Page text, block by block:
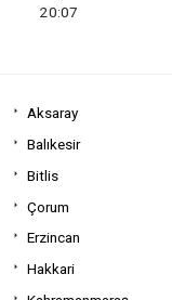
20:07
Aksaray
Balıkesir
Bitlis
Çorum
Erzincan
Hakkari